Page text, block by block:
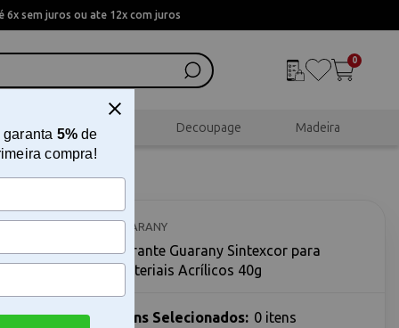
6x sem juros ou ate 12x com juros
0
Scrapbook Decoupage Madeira
GUARANY
Corante Guarany Sintexcor para
Materiais Acrílicos 40g
Itens Selecionados: 0 itens
garanta 5%de
compra!